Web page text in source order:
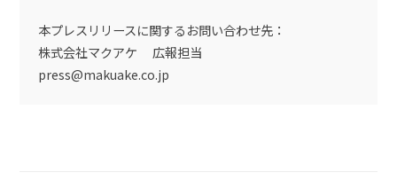
本プレスリリースに関するお問い合わせ先：
株式会社マクアケ 広報担当
press@makuake.co.jp